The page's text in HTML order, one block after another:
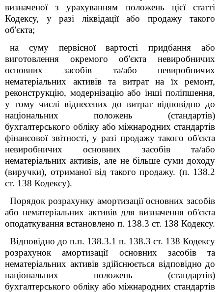
визначеної з урахуванням положень цієї статті
Кодексу, у разі ліквідації або продажу такого
об'єкта;
на суму первісної вартості придбання або
виготовлення окремого об'єкта невиробничих
основних засобів та/або невиробничих
нематеріальних активів та витрат на їх ремонт,
реконструкцію, модернізацію або інші поліпшення,
у тому числі віднесених до витрат відповідно до
національних положень (стандартів)
бухгалтерського обліку або міжнародних стандартів
фінансової звітності, у разі продажу такого об'єкта
невиробничих основних засобів та/або
нематеріальних активів, але не більше суми доходу
(виручки), отриманої від такого продажу. (п. 138.2
ст. 138 Кодексу).
Порядок розрахунку амортизації основних засобів
або нематеріальних активів для визначення об'єкта
оподаткування встановлено п. 138.3 ст. 138 Кодексу.
Відповідно до п.п. 138.3.1 п. 138.3 ст. 138 Кодексу
розрахунок амортизації основних засобів та
нематеріальних активів здійснюється відповідно до
національних положень (стандартів)
бухгалтерського обліку або міжнародних стандартів